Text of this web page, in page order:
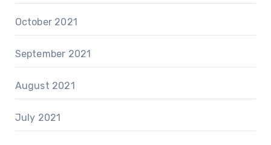
October 2021
September 2021
August 2021
July 2021